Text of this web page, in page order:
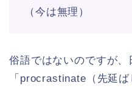
（今は無理）
俗語ではないのですが
「procrastinate（先延ば